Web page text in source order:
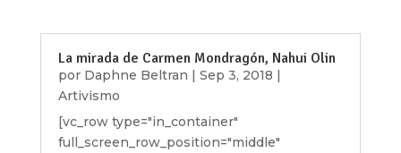
La mirada de Carmen Mondragón, Nahui Olin
por Daphne Beltran | Sep 3, 2018 |
Artivismo
[vc_row type="in_container"
full_screen_row_position="middle"